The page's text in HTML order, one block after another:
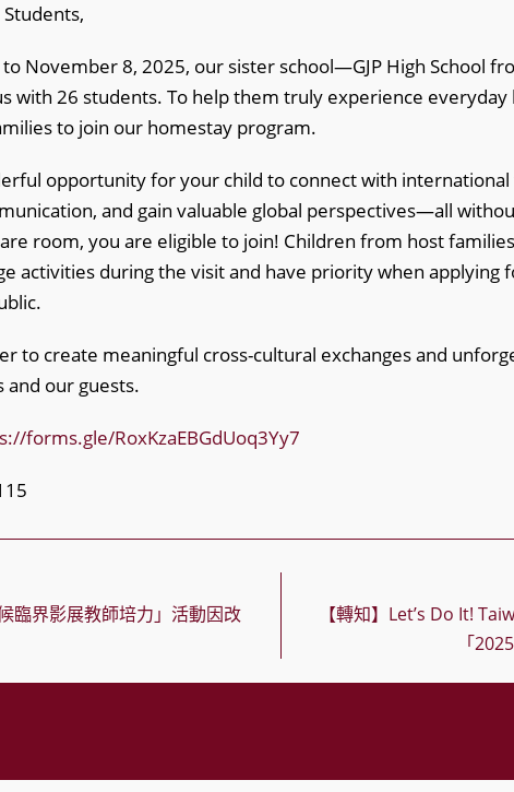
November 8, 2025, our sister school—GJP High School
with 26 students. To help them truly experience everyday
to join our homestay program.
opportunity for your child to connect with
and gain valuable global perspectives—all
room, you are eligible to join! Children from host
activities during the visit and have priority when
to create meaningful cross-cultural exchanges and
our guests.
forms.gle/RoxKzaEBGdUoq3Yy7
臨界影展教師培力」活動因改
【轉知】Let’s Do It!
「